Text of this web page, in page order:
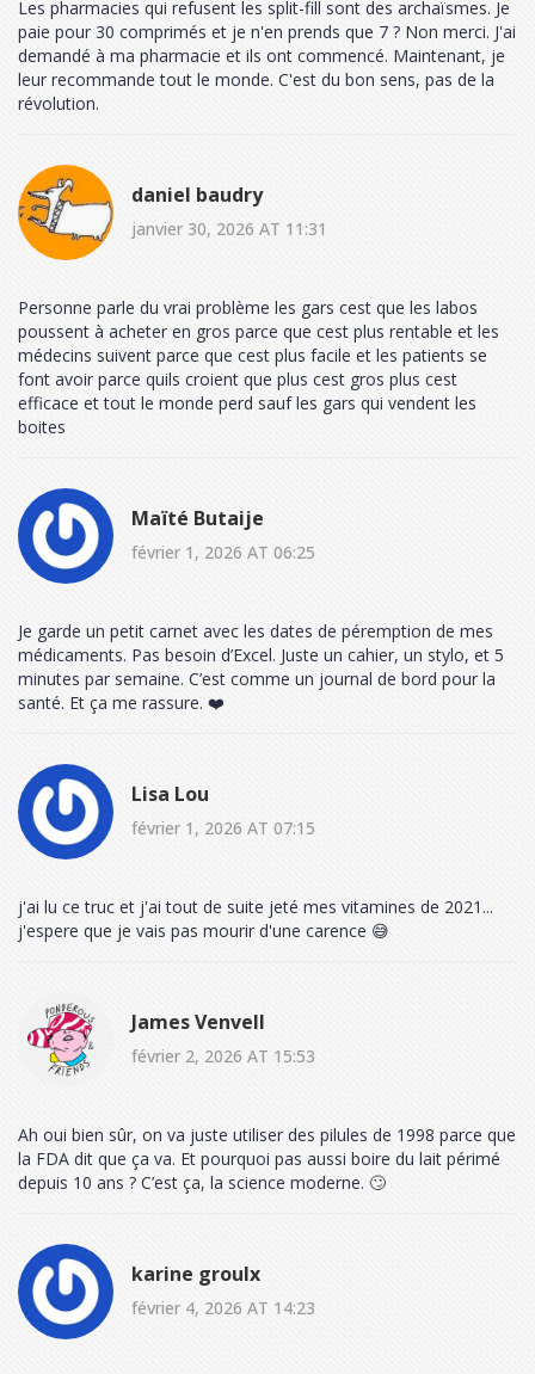
Les pharmacies qui refusent les split-fill sont des archaïsmes. Je
paie pour 30 comprimés et je n'en prends que 7 ? Non merci. J'ai
demandé à ma pharmacie et ils ont commencé. Maintenant, je
leur recommande tout le monde. C'est du bon sens, pas de la
révolution.
daniel baudry
janvier 30, 2026 AT 11:31
Personne parle du vrai problème les gars cest que les labos
poussent à acheter en gros parce que cest plus rentable et les
médecins suivent parce que cest plus facile et les patients se
font avoir parce quils croient que plus cest gros plus cest
efficace et tout le monde perd sauf les gars qui vendent les
boites
Maïté Butaije
février 1, 2026 AT 06:25
Je garde un petit carnet avec les dates de péremption de mes
médicaments. Pas besoin d’Excel. Juste un cahier, un stylo, et 5
minutes par semaine. C’est comme un journal de bord pour la
santé. Et ça me rassure. ❤️
Lisa Lou
février 1, 2026 AT 07:15
j'ai lu ce truc et j'ai tout de suite jeté mes vitamines de 2021...
j'espere que je vais pas mourir d'une carence 😅
James Venvell
février 2, 2026 AT 15:53
Ah oui bien sûr, on va juste utiliser des pilules de 1998 parce que
la FDA dit que ça va. Et pourquoi pas aussi boire du lait périmé
depuis 10 ans ? C’est ça, la science moderne. 🙄
karine groulx
février 4, 2026 AT 14:23